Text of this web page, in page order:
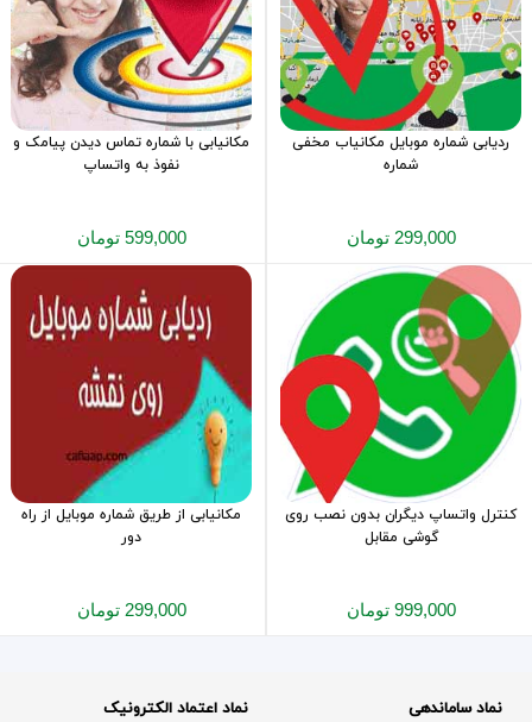
مکانیابی با شماره تماس دیدن پیامک و
نفوذ به واتساپ
599,000 تومان
ردیابی شماره موبایل مکانیاب مخفی
شماره
299,000 تومان
مکانیابی از طریق شماره موبایل از راه
دور
299,000 تومان
کنترل واتساپ دیگران بدون نصب روی
گوشی مقابل
999,000 تومان
نماد اعتماد الکترونیک نماد ساماندهی